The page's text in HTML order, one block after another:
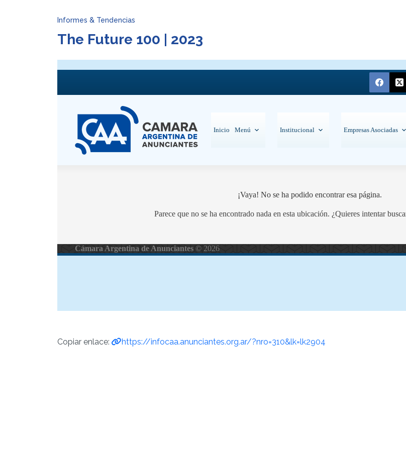
Informes & Tendencias
The Future 100 | 2023
Copiar enlace: https://infocaa.anunciantes.org.ar/?nro=310&lk=lk2904